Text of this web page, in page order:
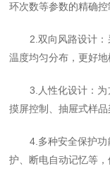
环次数等参数的精确控
2.双向风路设计：
温度均匀分布，更好地
3.人性化设计：为
摸屏控制、抽屉式样品
4.多种安全保护功
护、断电自动记忆等，